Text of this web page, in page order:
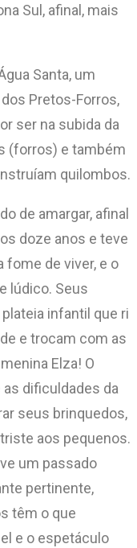
Sul, afinal, mais
Santa, um
Pretos-Forros,
ser na subida da
(forros) e também
quilombos.
de amargar, afinal
doze anos e teve
fome de viver, e o
lúdico. Seus
infantil que ri
e trocam com as
Elza! O
dificuldades da
seus brinquedos,
aos pequenos.
um passado
pertinente,
têm o que
e o espetáculo